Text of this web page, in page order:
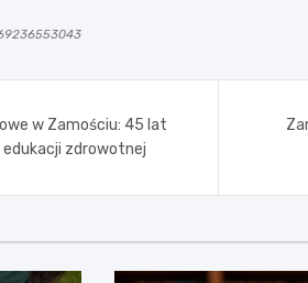
w Zamościu: 45 lat
zdrowotnej